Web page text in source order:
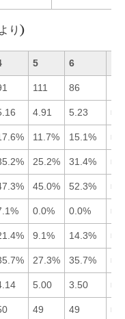
り)
5 6
111 86
4.91 5.23
11.7% 15.1%
25.2% 31.4%
45.0% 52.3%
0.0% 0.0%
9.1% 14.3%
27.3% 35.7%
5.00 3.50
49 49